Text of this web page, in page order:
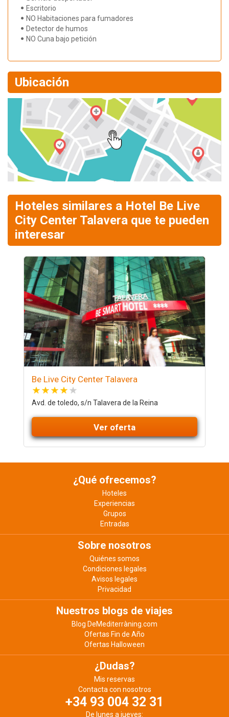
Escritorio
NO Habitaciones para fumadores
Detector de humos
NO Cuna bajo petición
Ubicación
Hoteles similares a Hotel Be Live
City Center Talavera que te pueden
interesar
Be Live City Center Talavera
Avd. de toledo, s/n Talavera de la Reina
Ver oferta
¿Qué ofrecemos?
Hoteles
Experiencias
Grupos
Entradas
Sobre nosotros
Quiénes somos
Condiciones legales
Avisos legales
Privacidad
Nuestros blogs de viajes
Blog DeMediterràning.com
Ofertas Fin de Año
Ofertas Halloween
¿Dudas?
Mis reservas
Contacta con nosotros
+34 93 004 32 31
De lunes a jueves: